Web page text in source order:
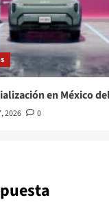
en México
2026 0